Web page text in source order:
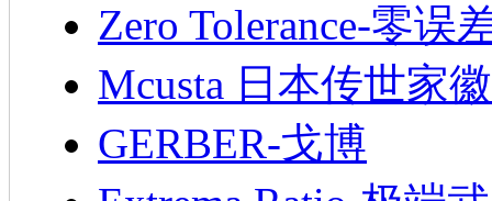
Zero Tolerance-零误
Mcusta 日本传世家徽
GERBER-戈博